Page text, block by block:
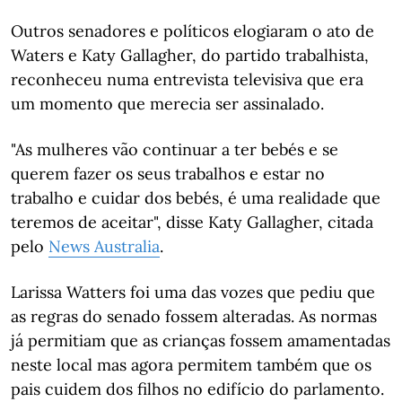
Outros senadores e políticos elogiaram o ato de
Waters e Katy Gallagher, do partido trabalhista,
reconheceu numa entrevista televisiva que era
um momento que merecia ser assinalado.
"As mulheres vão continuar a ter bebés e se
querem fazer os seus trabalhos e estar no
trabalho e cuidar dos bebés, é uma realidade que
teremos de aceitar", disse Katy Gallagher, citada
pelo News Australia.
Larissa Watters foi uma das vozes que pediu que
as regras do senado fossem alteradas. As normas
já permitiam que as crianças fossem amamentadas
neste local mas agora permitem também que os
pais cuidem dos filhos no edifício do parlamento.